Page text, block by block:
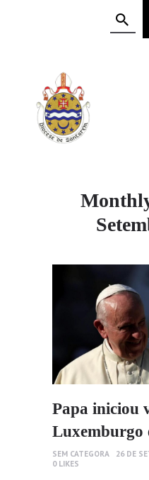
A DIOCESE
CELEBRAÇÃO
VIDA CRISTÃ
NOTÍCIAS
Papa iniciou
Luxemburgo
SEM CATEGORA 26 DE
0 LIKES